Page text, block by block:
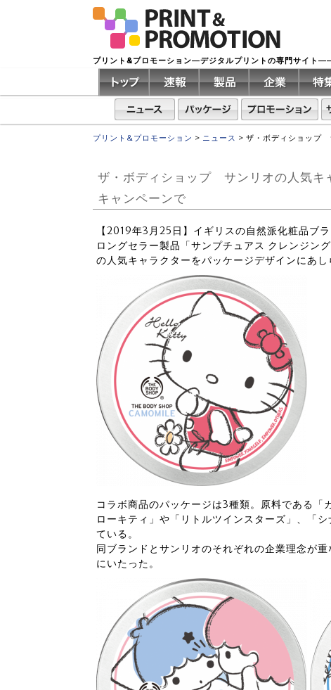
プリント&プロモーション―デジタルプリントの専門サイト
プリント&プロモーション > ニュース > ザ・ボディショップ
ザ・ボディショップ サンリオの人気
キャンペーンで
【2019年3月25日】イギリスの自然派化粧品ブ
ロングセラー製品「サンプチュアス クレンジン
の人気キャラクターをパッケージデザインにあし
コラボ商品のパッケージは3種類。原料である
ローキティ」や「リトルツインスターズ」、「
ている。
同ブランドとサンリオのそれぞれの企業理念が
にいたった。